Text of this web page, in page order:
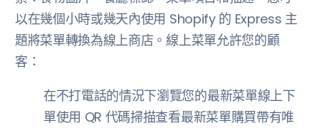
以在幾個小時或幾天內使用 Shopify 的 Express 主
題將菜單轉換為線上商店。線上菜單允許您的顧
客：
在不打電話的情況下瀏覽您的最新菜單線上下
單使用 QR 代碼掃描查看最新菜單購買帶有唯